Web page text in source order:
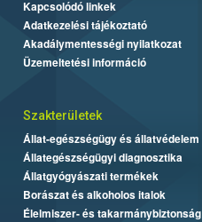
Kapcsolódó linkek
Adatkezelési tájékoztató
Akadálymentességi nyilatkozat
Üzemeltetési információ
Szakterületek
Állat-egészségügy és állatvédelem
Állategészségügyi diagnosztika
Állatgyógyászati termékek
Borászat és alkoholos italok
Élelmiszer- és takarmánybiztonság